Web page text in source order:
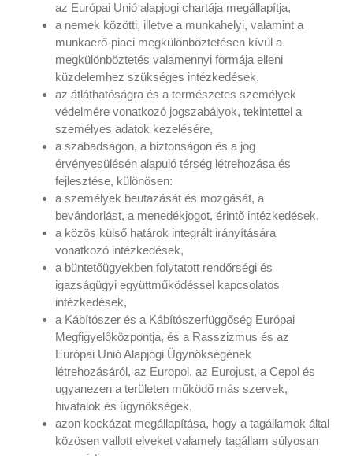
az Európai Unió alapjogi chartája megállapítja,
a nemek közötti, illetve a munkahelyi, valamint a
munkaerő-piaci megkülönböztetésen kívül a
megkülönböztetés valamennyi formája elleni
küzdelemhez szükséges intézkedések,
az átláthatóságra és a természetes személyek
védelmére vonatkozó jogszabályok, tekintettel a
személyes adatok kezelésére,
a szabadságon, a biztonságon és a jog
érvényesülésén alapuló térség létrehozása és
fejlesztése, különösen:
a személyek beutazását és mozgását, a
bevándorlást, a menedékjogot, érintő intézkedések,
a közös külső határok integrált irányítására
vonatkozó intézkedések,
a büntetőügyekben folytatott rendőrségi és
igazságügyi együttműködéssel kapcsolatos
intézkedések,
a Kábítószer és a Kábítószerfüggőség Európai
Megfigyelőközpontja, és a Rasszizmus és az
Európai Unió Alapjogi Ügynökségének
létrehozásáról, az Europol, az Eurojust, a Cepol és
ugyanezen a területen működő más szervek,
hivatalok és ügynökségek,
azon kockázat megállapítása, hogy a tagállamok által
közösen vallott elveket valamely tagállam súlyosan